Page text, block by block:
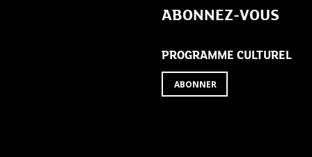
ABONNEZ-VOUS
PROGRAMME CULTUREL
ABONNER